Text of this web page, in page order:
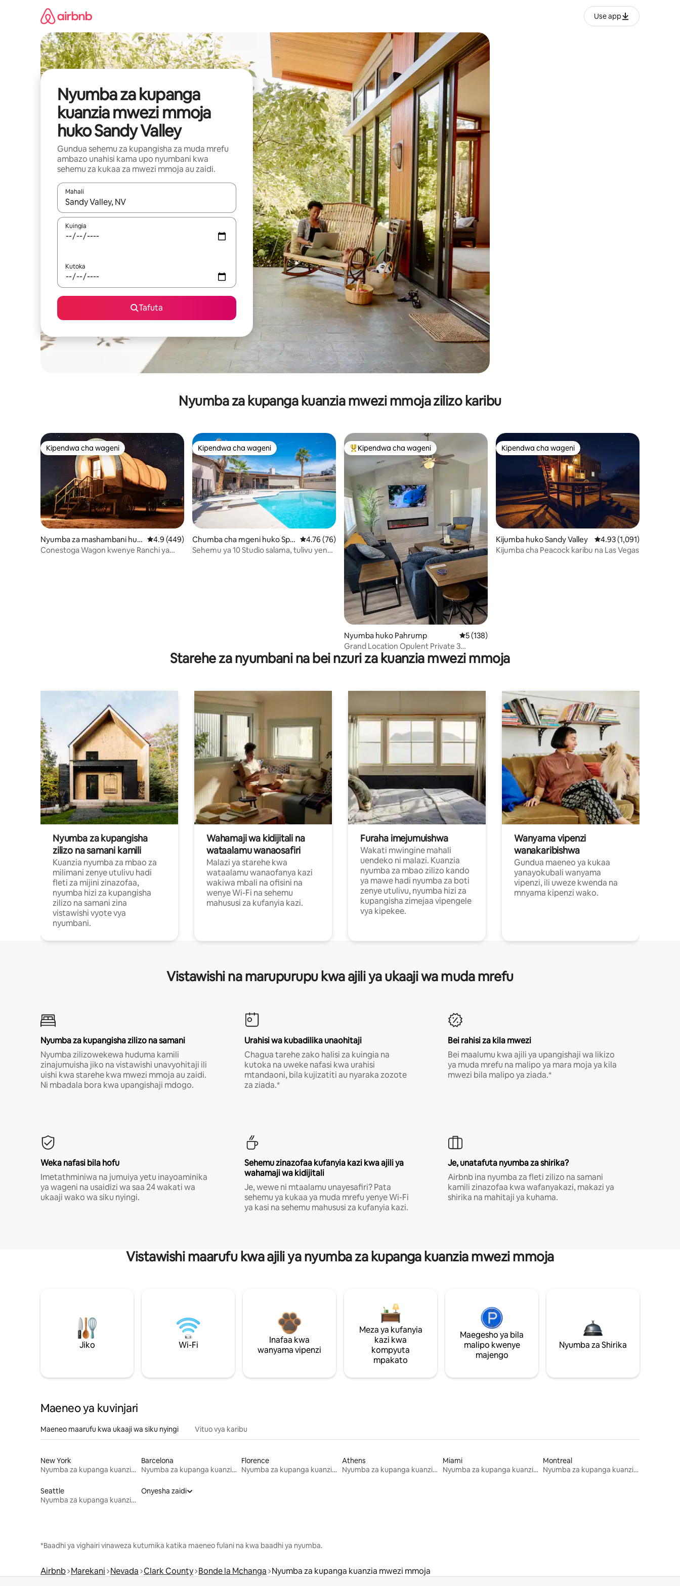
Use app
Nyumba za kupanga
kuanzia mwezi mmoja
huko Sandy Valley
Gundua sehemu za kupangisha za muda mrefu
ambazo unahisi kama upo nyumbani kwa
sehemu za kukaa za mwezi mmoja au zaidi.
Mahali
Wakati matokeo yanapatikana, vinjari kwa kutumia vitufe vya vishale vya juu na chini au uchunguze kwa kugusa au kutelezesha kidole kwenye ishara.
Kuingia
Kutoka
Tafuta
Nyumba za kupanga kuanzia mwezi mmoja zilizo karibu
Kipendwa cha wageni
Kipendwa cha wageni
Nyumba za mashambani huk
o Sandy Valley
Ukadiriaji wa wastani wa 4.9 kati ya 5, tathmini 449
4.9 (449)
Conestoga Wagon kwenye Ranchi ya
Kipendwa cha wageni
Kipendwa cha wageni
Chumba cha mgeni huko Spri
ng Valley
Ukadiriaji wa wastani wa 4.76 kati ya 5, tathmini 76
4.76 (76)
Sehemu ya 10 Studio salama, tulivu yenye
Kipendwa maarufu cha wageni
Kipendwa cha wageni
Nyumba huko Pahrump Ukadiriaji wa wastani wa 5 kati ya 5, tathmini 138
5 (138)
Grand Location Opulent Private 3
bedroom Home
Kipendwa cha wageni
Kipendwa cha wageni
Kijumba huko Sandy Valley Ukadiriaji wa wastani
4.93 (1,091)
Kijumba cha Peacock karibu na Las Vegas
Starehe za nyumbani na bei nzuri za kuanzia mwezi mmoja
Nyumba za kupangisha
zilizo na samani kamili
Kuanzia nyumba za mbao za
milimani zenye utulivu hadi
fleti za mijini zinazofaa,
nyumba hizi za kupangisha
zilizo na samani zina
vistawishi vyote vya
nyumbani.
Wahamaji wa kidijitali na
wataalamu wanaosafiri
Malazi ya starehe kwa
wataalamu wanaofanya kazi
wakiwa mbali na ofisini na
wenye Wi-Fi na sehemu
mahususi za kufanyia kazi.
Furaha imejumuishwa
Wakati mwingine mahali
uendeko ni malazi. Kuanzia
nyumba za mbao zilizo kando
ya mawe hadi nyumba za boti
zenye utulivu, nyumba hizi za
kupangisha zimejaa vipengele
vya kipekee.
Wanyama vipenzi
wanakaribishwa
Gundua maeneo ya kukaa
yanayokubali wanyama
vipenzi, ili uweze kwenda na
mnyama kipenzi wako.
Vistawishi na marupurupu kwa ajili ya ukaaji wa muda mrefu
Nyumba za kupangisha zilizo na samani
Nyumba zilizowekewa huduma kamili
zinajumuisha jiko na vistawishi unavyohitaji ili
uishi kwa starehe kwa mwezi mmoja au zaidi.
Ni mbadala bora kwa upangishaji mdogo.
Urahisi wa kubadilika unaohitaji
Chagua tarehe zako halisi za kuingia na
kutoka na uweke nafasi kwa urahisi
mtandaoni, bila kujizatiti au nyaraka zozote
za ziada.*
Bei rahisi za kila mwezi
Bei maalumu kwa ajili ya upangishaji wa likizo
ya muda mrefu na malipo ya mara moja ya kila
mwezi bila malipo ya ziada.*
Weka nafasi bila hofu
Imetathminiwa na jumuiya yetu inayoaminika
ya wageni na usaidizi wa saa 24 wakati wa
ukaaji wako wa siku nyingi.
Sehemu zinazofaa kufanyia kazi kwa ajili ya
wahamaji wa kidijitali
Je, wewe ni mtaalamu unayesafiri? Pata
sehemu ya kukaa ya muda mrefu yenye Wi-Fi
ya kasi na sehemu mahususi za kufanyia kazi.
Je, unatafuta nyumba za shirika?
Airbnb ina nyumba za fleti zilizo na samani
kamili zinazofaa kwa wafanyakazi, makazi ya
shirika na mahitaji ya kuhama.
Vistawishi maarufu kwa ajili ya nyumba za kupanga kuanzia mwezi mmoja
Jiko Wi-Fi
Inafaa kwa
wanyama vipenzi
Meza ya kufanyia
kazi kwa
kompyuta
mpakato
Maegesho ya bila
malipo kwenye
majengo
Nyumba za Shirika
Maeneo ya kuvinjari
Maeneo maarufu kwa ukaaji wa siku nyingi Vituo vya karibu
New York
Nyumba za kupanga kuanzia mwezi mmoja
Barcelona
Nyumba za kupanga kuanzia mwezi mmoja
Florence
Nyumba za kupanga kuanzia mwezi mmoja
Athens
Nyumba za kupanga kuanzia mwezi mmoja
Miami
Nyumba za kupanga kuanzia mwezi mmoja
Montreal
Nyumba za kupanga kuanzia mwezi mmoja
Seattle
Nyumba za kupanga kuanzia mwezi mmoja
Onyesha zaidi
*Baadhi ya vighairi vinaweza kutumika katika maeneo fulani na kwa baadhi ya nyumba.
Airbnb Marekani Nevada Clark County Bonde la Mchanga Nyumba za kupanga kuanzia mwezi mmoja